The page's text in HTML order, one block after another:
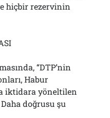
hiçbir rezervinin
“DTP’nin
Habur
iktidara yöneltilen
doğrusu şu